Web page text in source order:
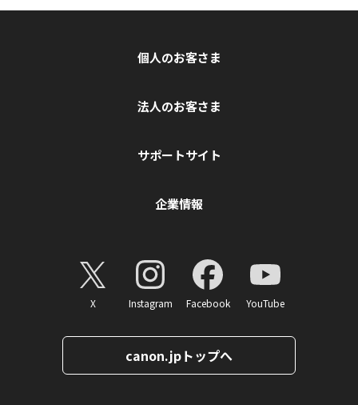
個人のお客さま
法人のお客さま
サポートサイト
企業情報
X Instagram Facebook YouTube
canon.jpトップへ